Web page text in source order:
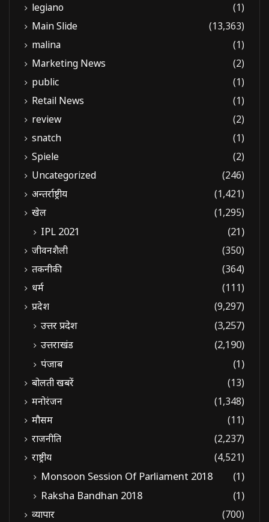
legiano
(1)
Main Slide
(13,363)
malina
(1)
Marketing News
(2)
public
(1)
Retail News
(1)
review
(2)
snatch
(1)
Spiele
(2)
Uncategorized
(246)
अन्तर्राष्ट्रीय
(1,421)
खेल
(1,295)
IPL 2021 (21)
जीवनशैली
(350)
तकनीकी
(364)
धर्म
(111)
प्रदेश
(9,297)
उत्तर प्रदेश
(3,257)
उत्तराखंड
(2,190)
पंजाब
(1)
बोलती खबरें
(13)
मनोरंजन
(1,348)
मौसम
(11)
राजनीति
(2,237)
राष्ट्रीय
(4,521)
Monsoon Session Of Parliament 2018
(1)
Raksha Bandhan 2018
(1)
व्यापार
(700)